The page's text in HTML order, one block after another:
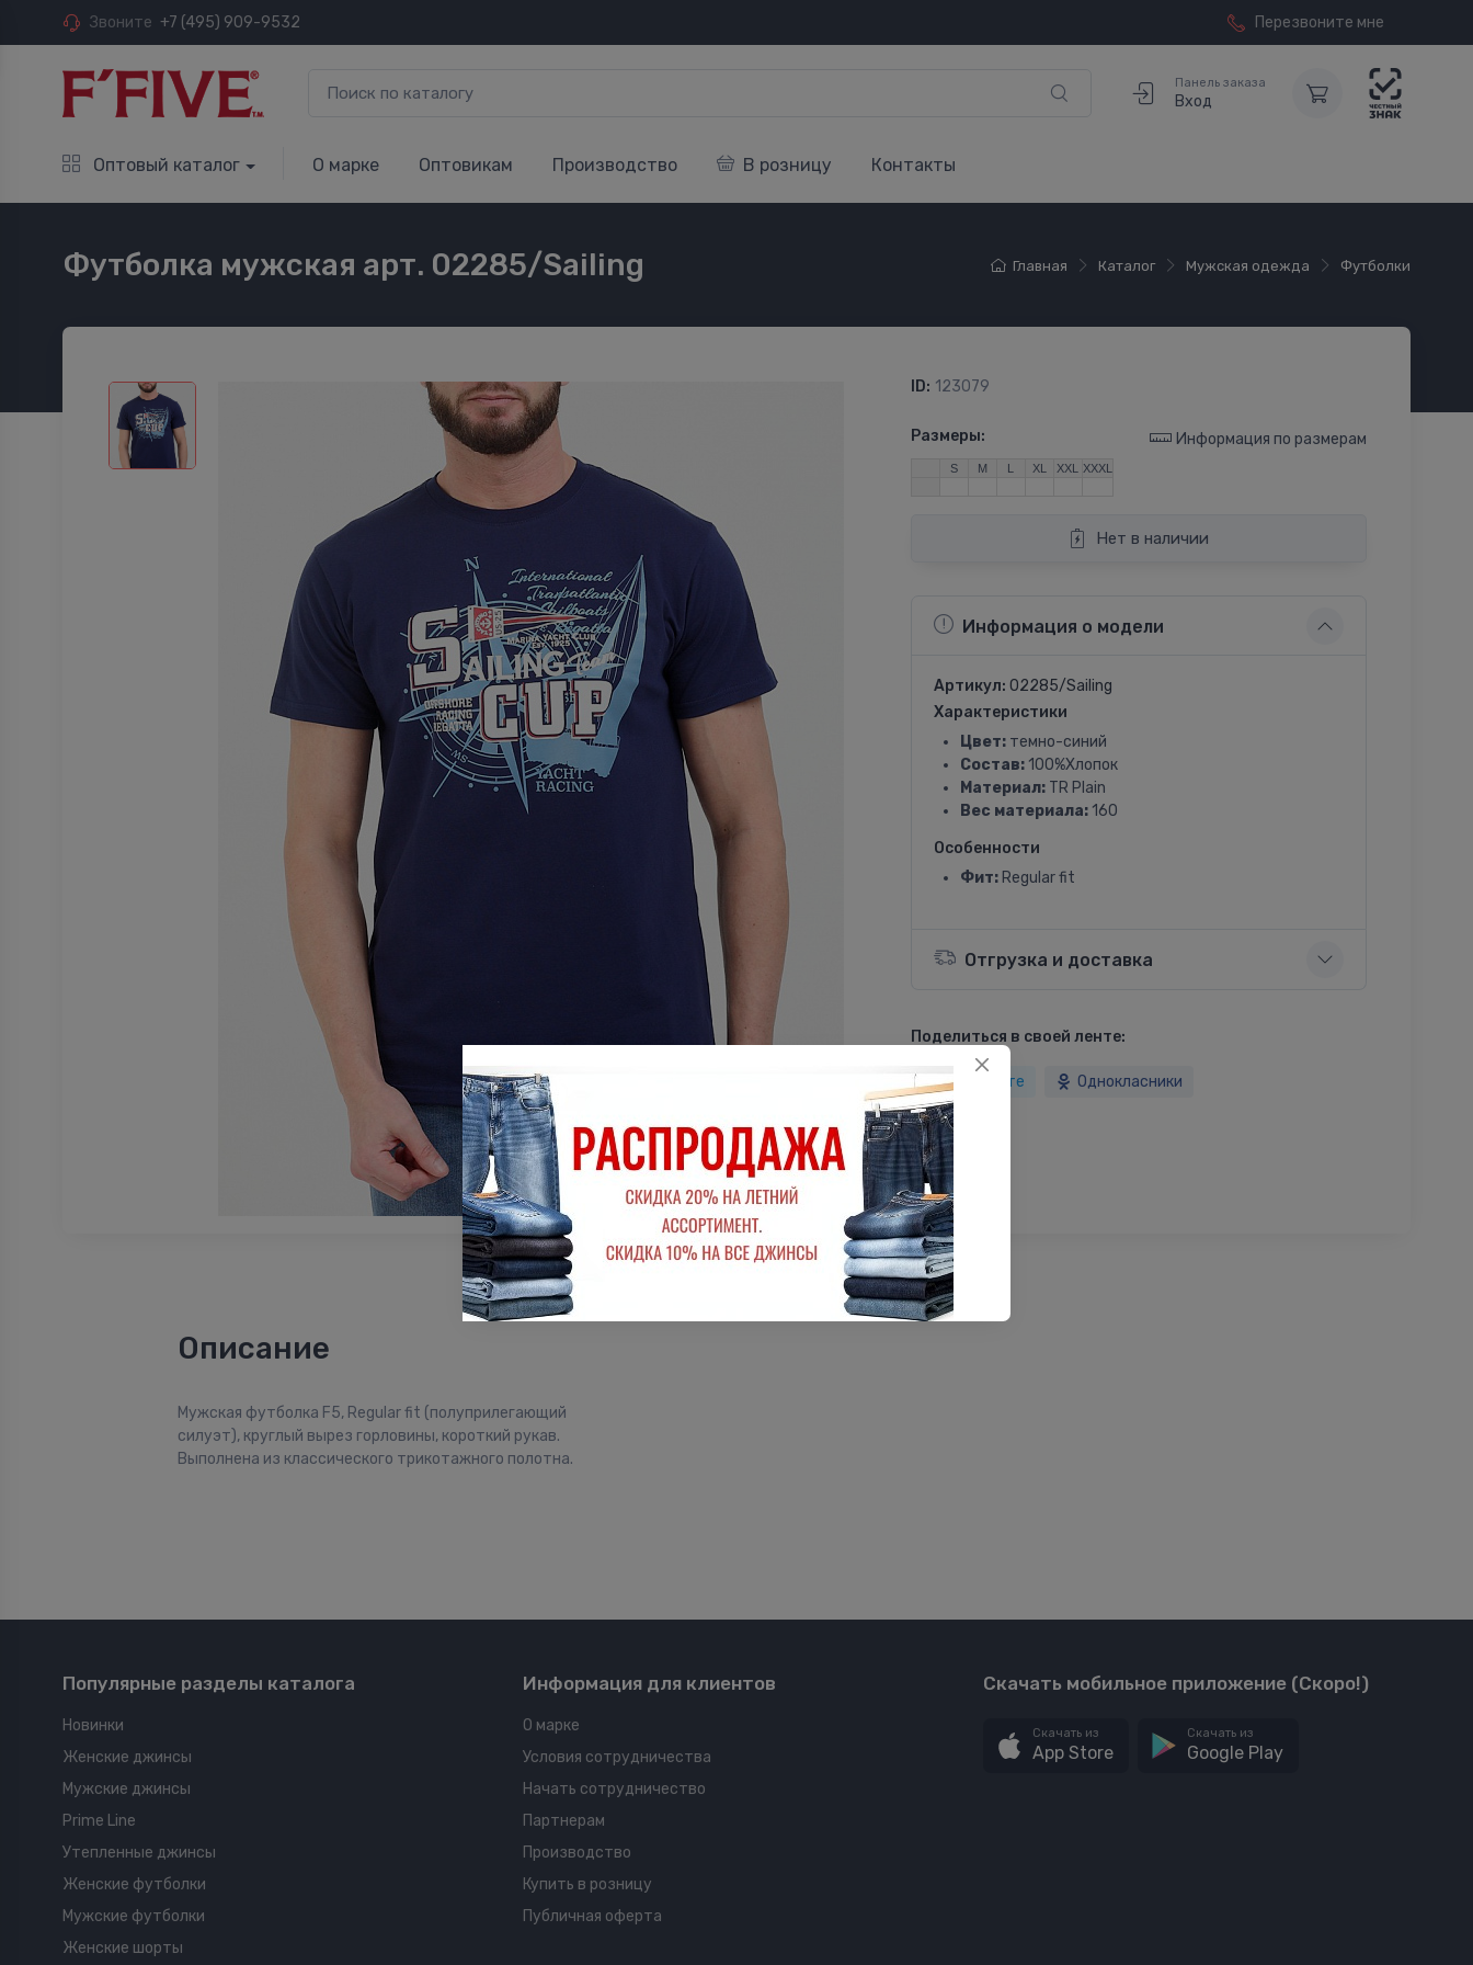
Звоните +7 (495) 909-9532 Перезвоните мне
Панель заказа
Вход
Оптовый каталог О марке Оптовикам Производство В розницу Контакты
Главная Каталог Мужская одежда Футболки
Футболка мужская арт. 02285/Sailing
ID: 123079
Размеры: Информация по размерам
S M L XL XXL XXXL
Нет в наличии
Информация о модели
Артикул: 02285/Sailing
Характеристики
Цвет:темно-синий
Состав:100%Хлопок
Материал:TR Plain
Вес материала:160
Особенности
Фит:Regular fit
Отгрузка и доставка
Поделиться в своей ленте:
ВКонтакте Однокласники
Описание
Мужская футболка F5, Regular fit (полуприлегающий
силуэт), круглый вырез горловины, короткий рукав.
Выполнена из классического трикотажного полотна.
Популярные разделы каталога
Новинки
Женские джинсы
Мужские джинсы
Prime Line
Утепленные джинсы
Женские футболки
Мужские футболки
Женские шорты
Информация для клиентов
О марке
Условия сотрудничества
Начать сотрудничество
Партнерам
Производство
Купить в розницу
Публичная оферта
Скачать мобильное приложение (Скоро!)
Скачать из
App Store
Скачать из
Google Play